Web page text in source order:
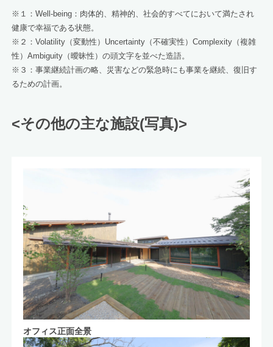
※１：Well-being：肉体的、精神的、社会的すべてにおいて満たされ
健康で幸福である状態。
※２：Volatility（変動性）Uncertainty（不確実性）Complexity（複雑
性）Ambiguity（曖昧性）の頭文字を並べた造語。
※３：事業継続計画の略、災害などの緊急時にも事業を継続、復旧す
るための計画。
<その他の主な施設(写真)>
オフィス正面全景